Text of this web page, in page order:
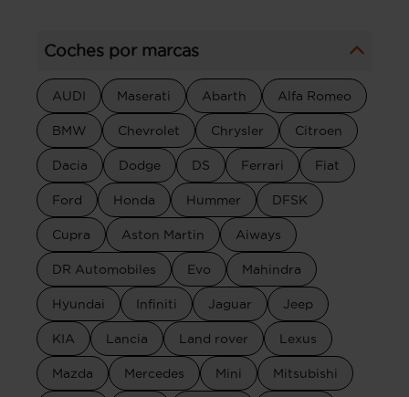
Coches por marcas
AUDI Maserati Abarth Alfa Romeo
BMW Chevrolet Chrysler Citroen
Dacia Dodge DS Ferrari Fiat
Ford Honda Hummer DFSK
Cupra Aston Martin Aiways
DR Automobiles Evo Mahindra
Hyundai Infiniti Jaguar Jeep
KIA Lancia Land rover Lexus
Mazda Mercedes Mini Mitsubishi